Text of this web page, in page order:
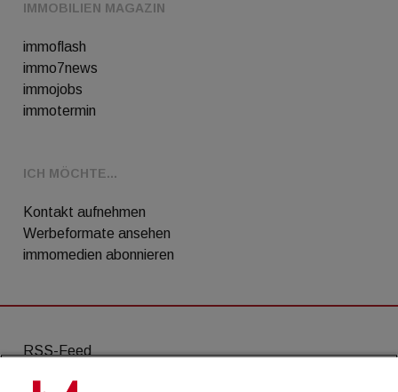
IMMOBILIEN MAGAZIN
immoflash
immo7news
immojobs
immotermin
ICH MÖCHTE...
Kontakt aufnehmen
Werbeformate ansehen
immomedien abonnieren
RSS-Feed
AGB